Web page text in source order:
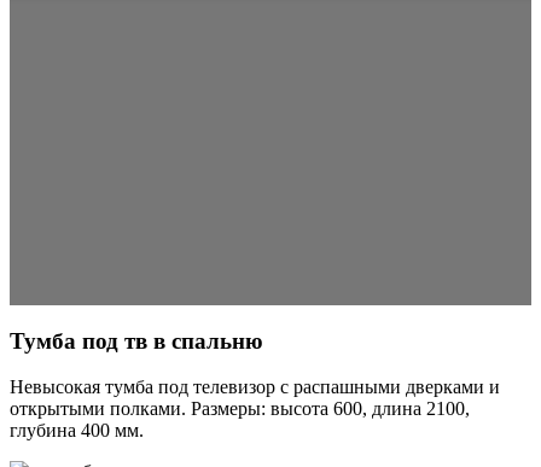
Тумба под тв в спальню
Невысокая тумба под телевизор с распашными дверками и
открытыми полками. Размеры: высота 600, длина 2100,
глубина 400 мм.